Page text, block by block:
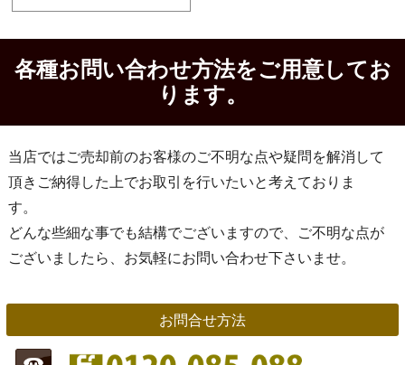
各種お問い合わせ方法をご用意してお
ります。
当店ではご売却前のお客様のご不明な点や疑問を解消して
頂きご納得した上でお取引を行いたいと考えておりま
す。
どんな些細な事でも結構でございますので、ご不明な点が
ございましたら、お気軽にお問い合わせ下さいませ。
お問合せ方法